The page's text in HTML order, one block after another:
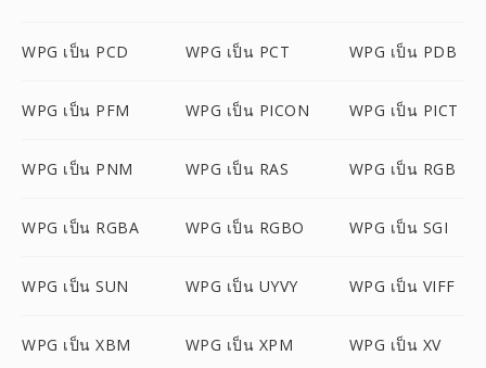
WPG เป็น PCD WPG เป็น PCT WPG เป็น PDB
WPG เป็น PFM WPG เป็น PICON WPG เป็น PICT
WPG เป็น PNM WPG เป็น RAS WPG เป็น RGB
WPG เป็น RGBA WPG เป็น RGBO WPG เป็น SGI
WPG เป็น SUN WPG เป็น UYVY WPG เป็น VIFF
WPG เป็น XBM WPG เป็น XPM WPG เป็น XV